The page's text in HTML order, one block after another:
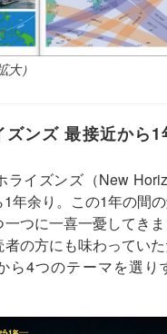
大）
ズンズ 最接近から
ライズンズ（New
年余り。この1年の間
つに一喜一憂してき
の方にも味わってい
ら4つのテーマを選り